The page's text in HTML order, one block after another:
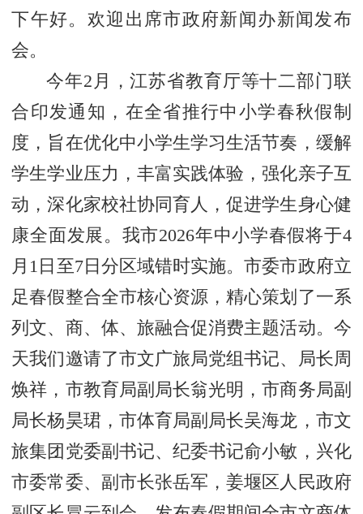
下午好。欢迎出席市政府新闻办新闻发布
会。
今年2月，江苏省教育厅等十二部门联
合印发通知，在全省推行中小学春秋假制
度，旨在优化中小学生学习生活节奏，缓解
学生学业压力，丰富实践体验，强化亲子互
动，深化家校社协同育人，促进学生身心健
康全面发展。我市2026年中小学春假将于4
月1日至7日分区域错时实施。市委市政府立
足春假整合全市核心资源，精心策划了一系
列文、商、体、旅融合促消费主题活动。今
天我们邀请了市文广旅局党组书记、局长周
焕祥，市教育局副局长翁光明，市商务局副
局长杨昊珺，市体育局副局长吴海龙，市文
旅集团党委副书记、纪委书记俞小敏，兴化
市委常委、副市长张岳军，姜堰区人民政府